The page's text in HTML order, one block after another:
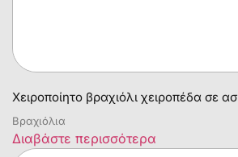
Χειροποίητο βραχιόλι χειροπέδα σε
Βραχιόλια
Διαβάστε περισσότερα